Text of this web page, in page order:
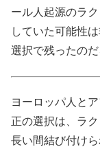
ール人起源のラ
していた可能性
選択で残ったの
ヨーロッパ人と
正の選択は、ラ
長い間結び付け